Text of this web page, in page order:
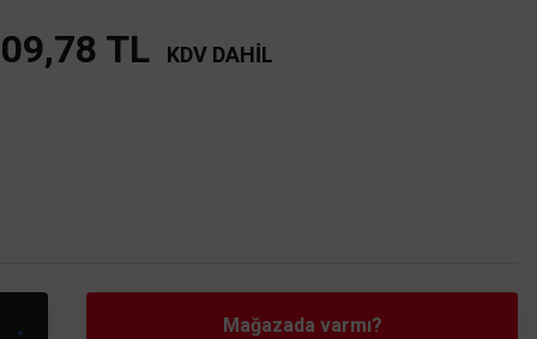
TL KDV DAHİL
Mağazada varmı?